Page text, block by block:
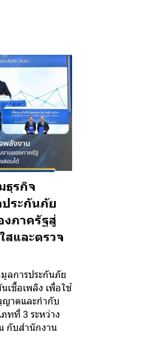
ธุรกิจ
ระกันภัย
งภาครัฐสู่
สและตรวจ
ลการประกันภัย
เชื้อเพลิง เพื่อใช้
ญาตและกำกับ
ทที่ 3 ระหว่าง
กับสำนักงาน